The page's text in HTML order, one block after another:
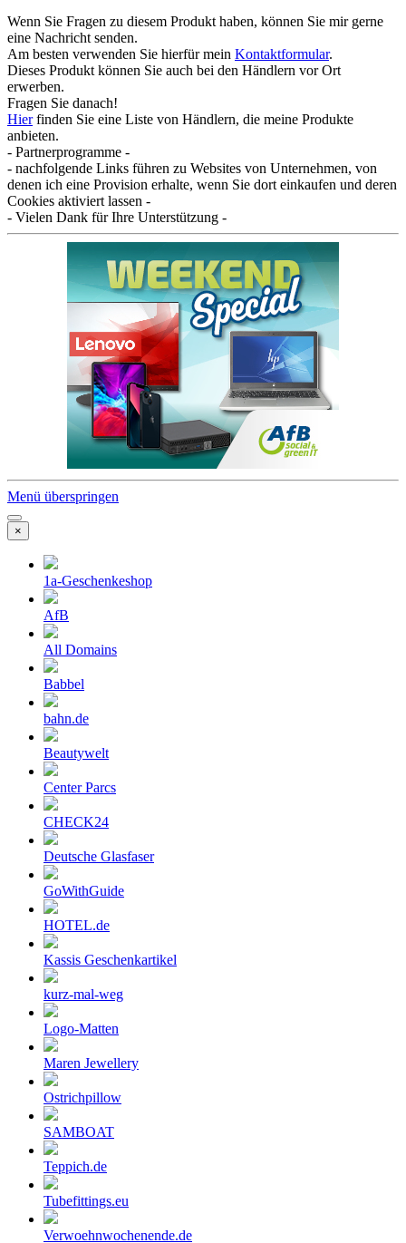
Wenn Sie Fragen zu diesem Produkt haben, können Sie mir gerne
eine Nachricht senden.
Am besten verwenden Sie hierfür mein Kontaktformular.
Dieses Produkt können Sie auch bei den Händlern vor Ort
erwerben.
Fragen Sie danach!
Hierfinden Sie eine Liste von Händlern, die meine Produkte
anbieten.
- Partnerprogramme -
- nachfolgende Links führen zu Websites von Unternehmen, von
denen ich eine Provision erhalte, wenn Sie dort einkaufen und deren
Cookies aktiviert lassen -
- Vielen Dank für Ihre Unterstützung -
Menü überspringen
×
1a-Geschenkeshop
AfB
All Domains
Babbel
bahn.de
Beautywelt
Center Parcs
CHECK24
Deutsche Glasfaser
GoWithGuide
HOTEL.de
Kassis Geschenkartikel
kurz-mal-weg
Logo-Matten
Maren Jewellery
Ostrichpillow
SAMBOAT
Teppich.de
Tubefittings.eu
Verwoehnwochenende.de